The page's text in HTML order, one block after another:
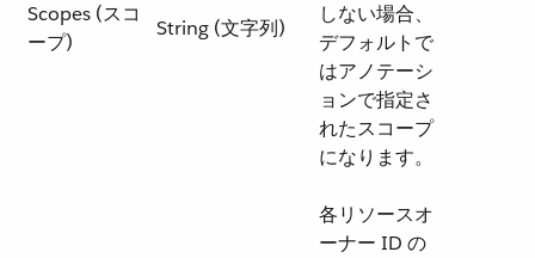
Scopes (スコ
ープ)
String (文字列)
しない場合、
デフォルトで
はアノテーシ
ョンで指定さ
れたスコープ
になります。
各リソースオ
ーナー ID の